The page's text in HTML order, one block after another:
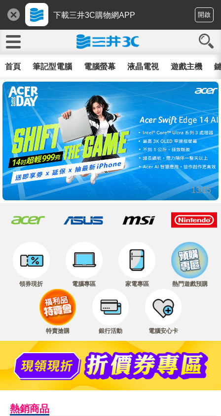
下載三井3C購物網APP 開啟
首頁 筆記型電腦 電腦螢幕 液晶電視 遊戲主機
13/15
領券現折 電腦專區 家電專區 熱門遊戲預購
特賣搶購 銀行活動 電腦安心卡
熱銷商品